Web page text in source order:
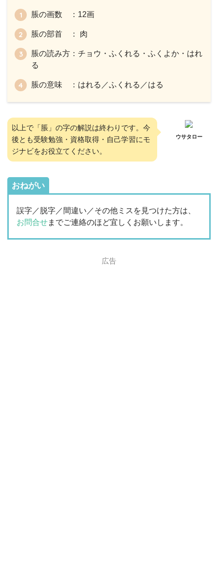
脹の画数 ：12画
脹の部首 ： 肉
脹の読み方：チョウ・ふくれる・ふくよか・はれ
る
脹の意味 ：はれる／ふくれる／はる
以上で「脹」の字の解説は終わりです。今
後とも受験勉強・資格取得・自己学習にモ
ジナビをお役立てください。
ウサタロー
おねがい
誤字／脱字／間違い／その他ミスを見つけた方は、
お問合せまでご連絡のほど宜しくお願いします。
広告